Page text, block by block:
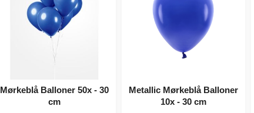
Mørkeblå Balloner 50x - 30
cm
Metallic Mørkeblå Balloner
10x - 30 cm